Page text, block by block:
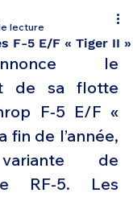
F-5 E/F « Tiger II »
lecture
le
de sa flotte
F-5 E/F «
fin de l’année,
de
RF-5. Les